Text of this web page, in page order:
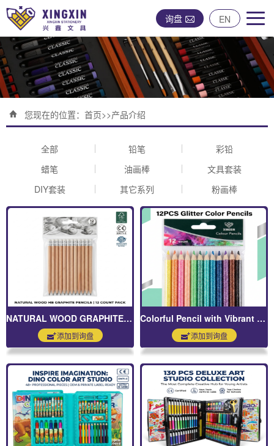
询盘 EN
您现在的位置： 首页>>产品介绍
全部 铅笔
彩铅
蜡笔
油画棒
文具套装
DIY套装
其它系列 粉画棒
NATURAL WOOD GRAPHITE PENCILS
添加到询盘
Colorful Pencil with Vibrant Shaft
添加到询盘